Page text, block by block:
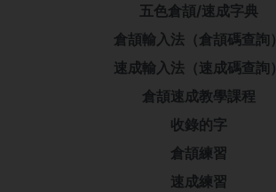
五色倉頡/速成字典
倉頡輸入法（倉頡碼查詢）
速成輸入法（速成碼查詢）
倉頡速成教學課程
收錄的字
倉頡練習
速成練習